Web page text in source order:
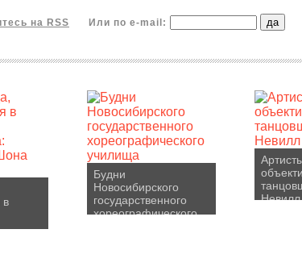
на RSS Или по e-mail:
в
Будни
Новосибирского
государственного
хореографического
Невилл